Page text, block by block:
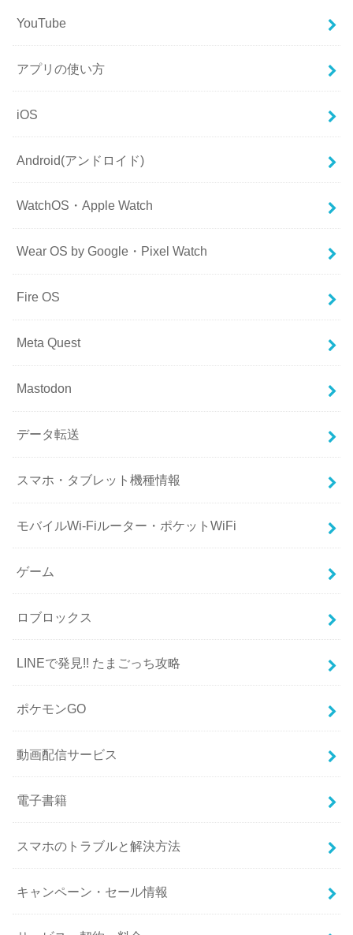
YouTube
アプリの使い方
iOS
Android(アンドロイド)
WatchOS・Apple Watch
Wear OS by Google・Pixel Watch
Fire OS
Meta Quest
Mastodon
データ転送
スマホ・タブレット機種情報
モバイルWi-Fiルーター・ポケットWiFi
ゲーム
ロブロックス
LINEで発見!! たまごっち攻略
ポケモンGO
動画配信サービス
電子書籍
スマホのトラブルと解決方法
キャンペーン・セール情報